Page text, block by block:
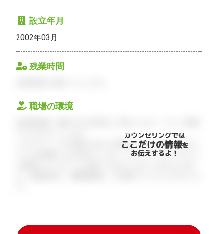
設立年月
2002年03月
残業時間
職場の環境
ハタラクティブが企業とあなたの間に立って、あなたに向い
ている仕事探しをお手伝いします。キャリアアドバイザーと
カウンセリングでは
ここだけの情報を
お伝えするよ！